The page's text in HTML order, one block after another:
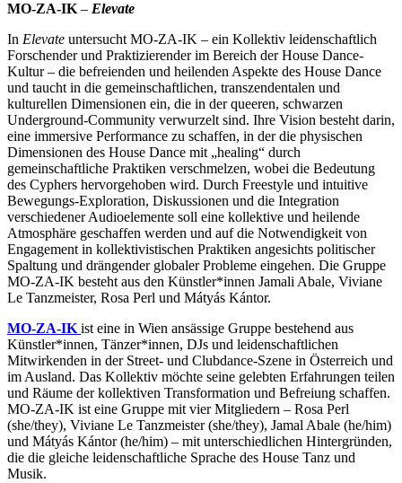
MO-ZA-IK – Elevate
In Elevate untersucht MO-ZA-IK – ein Kollektiv leidenschaftlich
Forschender und Praktizierender im Bereich der House Dance-
Kultur – die befreienden und heilenden Aspekte des House Dance
und taucht in die gemeinschaftlichen, transzendentalen und
kulturellen Dimensionen ein, die in der queeren, schwarzen
Underground-Community verwurzelt sind. Ihre Vision besteht darin,
eine immersive Performance zu schaffen, in der die physischen
Dimensionen des House Dance mit „healing“ durch
gemeinschaftliche Praktiken verschmelzen, wobei die Bedeutung
des Cyphers hervorgehoben wird. Durch Freestyle und intuitive
Bewegungs-Exploration, Diskussionen und die Integration
verschiedener Audioelemente soll eine kollektive und heilende
Atmosphäre geschaffen werden und auf die Notwendigkeit von
Engagement in kollektivistischen Praktiken angesichts politischer
Spaltung und drängender globaler Probleme eingehen. Die Gruppe
MO-ZA-IK besteht aus den Künstler*innen Jamali Abale, Viviane
Le Tanzmeister, Rosa Perl und Mátyás Kántor.
MO-ZA-IK ist eine in Wien ansässige Gruppe bestehend aus
Künstler*innen, Tänzer*innen, DJs und leidenschaftlichen
Mitwirkenden in der Street- und Clubdance-Szene in Österreich und
im Ausland. Das Kollektiv möchte seine gelebten Erfahrungen teilen
und Räume der kollektiven Transformation und Befreiung schaffen.
MO-ZA-IK ist eine Gruppe mit vier Mitgliedern – Rosa Perl
(she/they), Viviane Le Tanzmeister (she/they), Jamal Abale (he/him)
und Mátyás Kántor (he/him) – mit unterschiedlichen Hintergründen,
die die gleiche leidenschaftliche Sprache des House Tanz und
Musik.